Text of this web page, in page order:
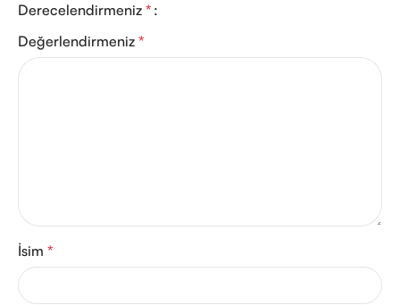
Derecelendirmeniz *
Değerlendirmeniz *
İsim *